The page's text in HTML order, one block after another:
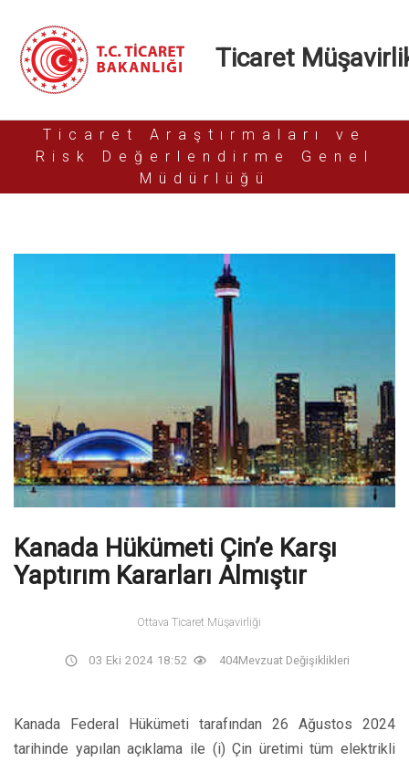
Ticaret
Ticaret Araştırmaları ve
Risk Değerlendirme Genel
Müdürlüğü
Kanada Hükümeti Çin’e Karşı
Yaptırım Kararları Almıştır
Ottava Ticaret Müşavirliği
03 Eki 2024 18:52 404Mevzuat Değişiklikleri
Kanada Federal Hükümeti tarafından 26 Ağustos 2024
tarihinde yapılan açıklama ile (i) Çin üretimi tüm elektrikli